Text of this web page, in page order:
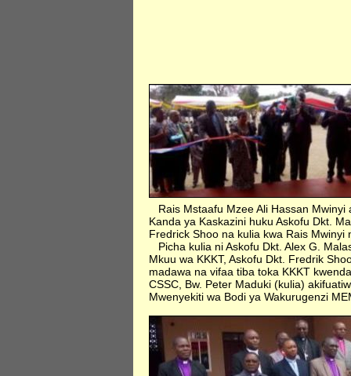
Rais Mstaafu Mzee Ali Hassan Mwinyi
Kanda ya Kaskazini huku Askofu Dkt.
Fredrick Shoo na kulia kwa Rais Mwinyi
Picha kulia ni Askofu Dkt. Alex G.
Mkuu wa KKKT, Askofu Dkt. Fredrik
madawa na vifaa tiba toka KKKT
CSSC, Bw. Peter Maduki (kulia)
Mwenyekiti wa Bodi ya Wakurugenzi